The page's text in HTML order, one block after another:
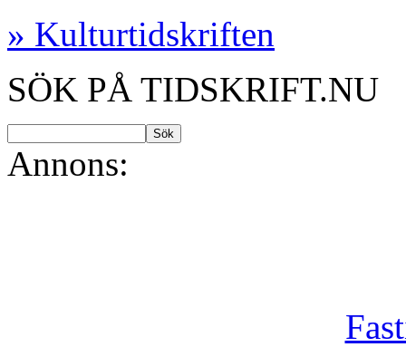
» Kulturtidskriften
SÖK PÅ TIDSKRIFT.NU
Annons: